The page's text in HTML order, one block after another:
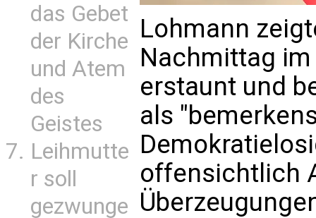
das Gebet
der Kirche
und Atem
des
Geistes
Leihmutte
r soll
gezwunge
Lohmann
Nachmittag
erstaunt und
als
offensichtlich